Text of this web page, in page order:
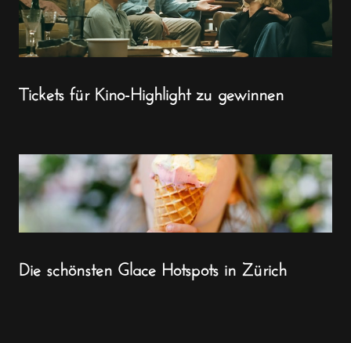
Tickets für Kino-Highlight zu gewinnen
Die schönsten Glace Hotspots in Zürich